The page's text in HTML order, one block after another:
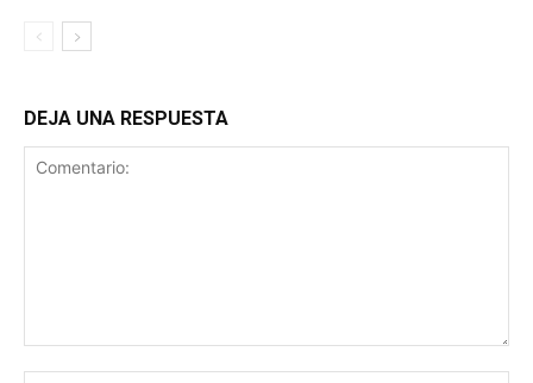
DEJA UNA RESPUESTA